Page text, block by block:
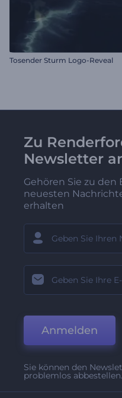
Tosender Sturm Logo-Reveal
Zu
Newsletter
Gehören Sie zu den
neuesten
erhalten
Anmelden
Sie können den
problemlos abbestellen.